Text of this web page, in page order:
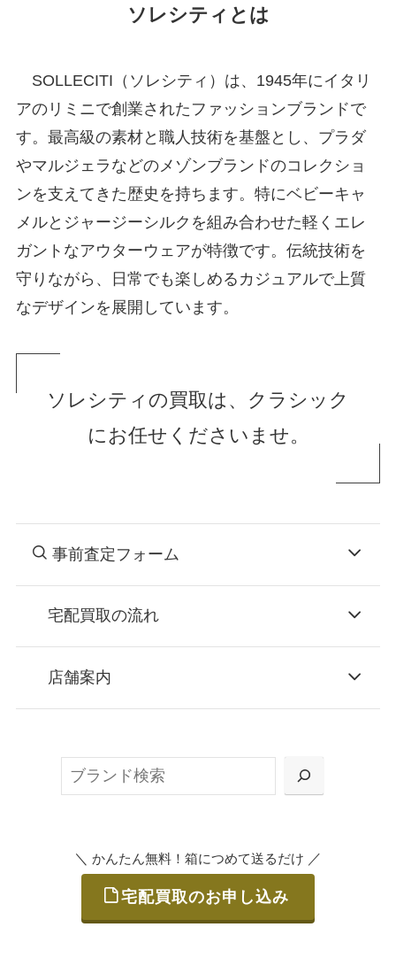
ソレシティとは
SOLLECITI（ソレシティ）は、1945年にイタリ
アのリミニで創業されたファッションブランドで
す。最高級の素材と職人技術を基盤とし、プラダ
やマルジェラなどのメゾンブランドのコレクショ
ンを支えてきた歴史を持ちます。特にベビーキャ
メルとジャージーシルクを組み合わせた軽くエレ
ガントなアウターウェアが特徴です。伝統技術を
守りながら、日常でも楽しめるカジュアルで上質
なデザインを展開しています。
ソレシティの買取は、クラシック
にお任せくださいませ。
事前査定フォーム
宅配買取の流れ
お申込み
または梱包材不要の「集荷申込」からお選び
ご発送
店舗案内
＼ かんたん無料！箱につめて送るだけ ／
宅配買取のお申し込み